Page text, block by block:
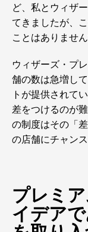
ど、私とウィザ
てきましたが、
ことはありません
ウィザーズ・プ
舗の数は急増し
トが提供されて
差をつけるのが
の制度はその「
の店舗にチャン
プレミ
イデア